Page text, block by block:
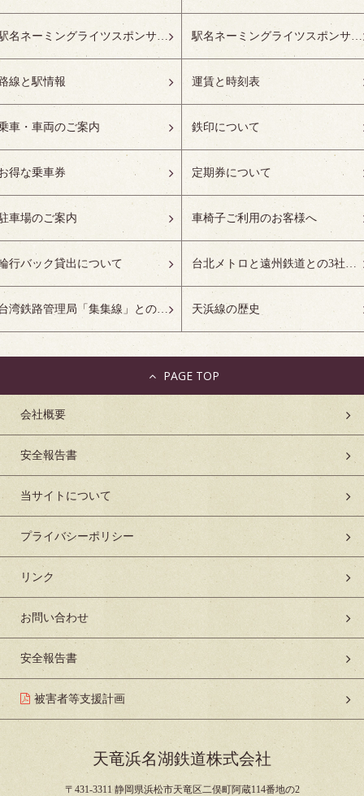
駅名ネーミングライツスポンサーの募集開始 駅名ネーミングライツスポンサー紹介
線と駅情報 運賃と時刻表
車・車両のご案内 鉄印について
得な乗車券 定期券について
車場のご案内 車椅子ご利用のお客様へ
行バック貸出について 台北メトロと遠州鉄道との3社友好協定について
台湾鉄路管理局「集集線」との姉妹鉄道協定について 天浜線の歴史
会社概要
安全報告書
当サイトについて
プライバシーポリシー
リンク
お問い合わせ
安全報告書
被害者等支援計画
天竜浜名湖鉄道株式会社
〒431-3311 静岡県浜松市天竜区二俣町阿蔵114番地の2
PAGE TOP